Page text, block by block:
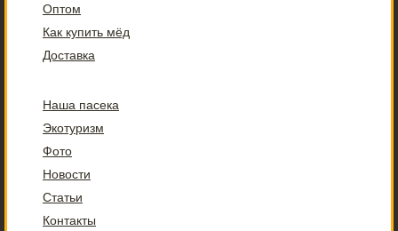
Оптом
Как купить мёд
Доставка
Наша пасека
Экотуризм
Фото
Новости
Статьи
Контакты